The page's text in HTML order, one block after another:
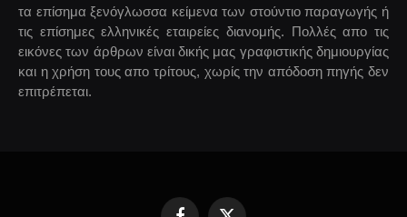
τα επίσημα ξενόγλωσσα κείμενα των στούντιο παραγωγής ή
τις επίσημες ελληνικές εταιρείες διανομής. Πολλές απο τις
εικόνες των άρθρων είναι δικής μας γραφιστικής δημιουργίας
και η χρήση τους απο τρίτους, χωρίς την απόδοση πηγής δεν
επιτρέπεται.